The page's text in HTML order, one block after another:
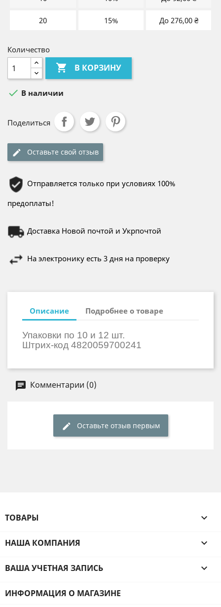
20 15% До 276,00 ₴
Количество
 В КОРЗИНУ
 В наличии
Поделиться
Оставьте свой отзыв
Отправляется только при условиях 100%
предоплаты!
Доставка Новой почтой и Укрпочтой
На электронику есть 3 дня на проверку
Описание Подробнее о товаре
Упаковки по 10 и 12 шт.
Штрих-код 4820059700241
Комментарии (0)
Оставьте отзыв первым
ТОВАРЫ 
НАША КОМПАНИЯ 
ВАША УЧЕТНАЯ ЗАПИСЬ 
ИНФОРМАЦИЯ О МАГАЗИНЕ